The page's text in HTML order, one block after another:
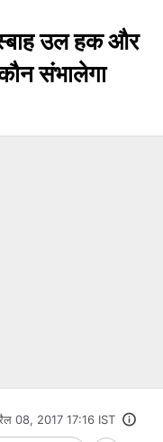
उल हक और
संभालेगा
08, 2017 17:16 IST